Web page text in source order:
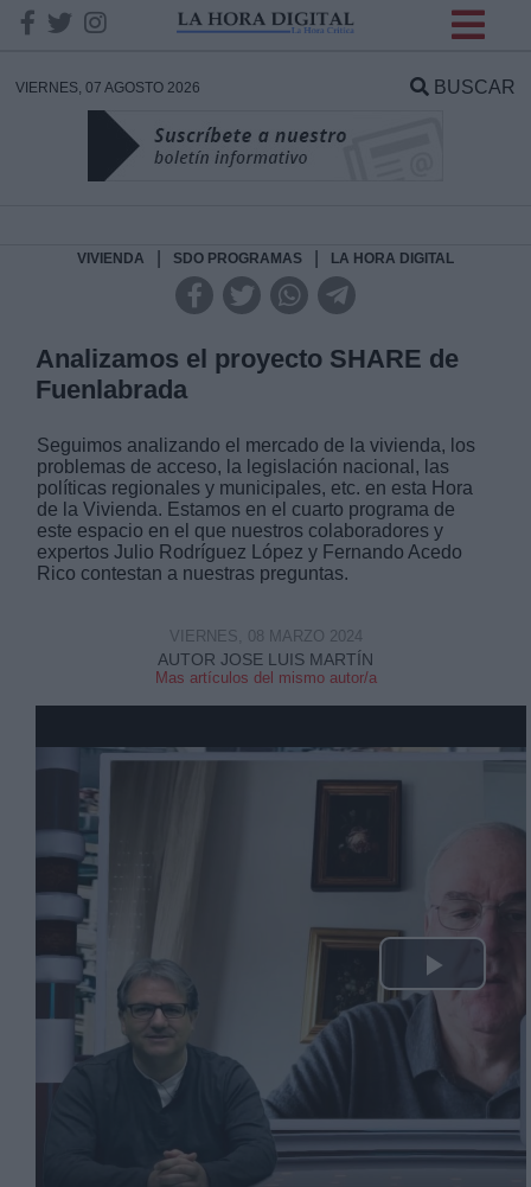
VIERNES, 07 AGOSTO 2026 BUSCAR
VIVIENDA SDO PROGRAMAS LA HORA DIGITAL
Analizamos el proyecto SHARE de
Fuenlabrada
Seguimos analizando el mercado de la vivienda, los
problemas de acceso, la legislación nacional, las
políticas regionales y municipales, etc. en esta Hora
de la Vivienda. Estamos en el cuarto programa de
este espacio en el que nuestros colaboradores y
expertos Julio Rodríguez López y Fernando Acedo
Rico contestan a nuestras preguntas.
AUTOR JOSE LUIS MARTÍN
Mas artículos del mismo autor/a
VIERNES, 08 MARZO 2024
Play
Video
DATOS
Responsable:
Destinatarios:
link
Información adicional
link